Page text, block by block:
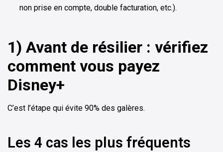
non prise en compte, double facturation, etc.).
1) Avant de résilier : vérifiez
comment vous payez
Disney+
C’est l’étape qui évite 90% des galères.
Les 4 cas les plus fréquents